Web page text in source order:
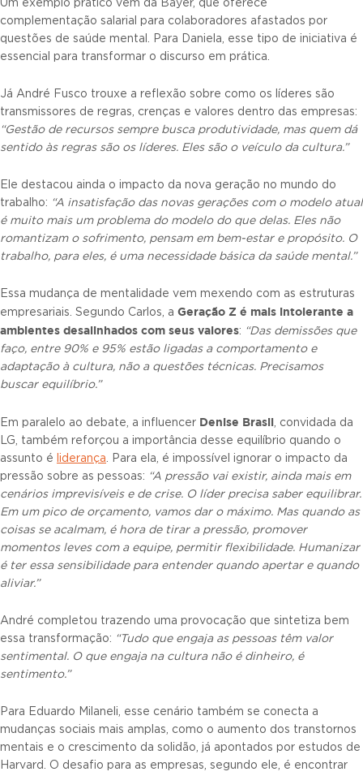
Um exemplo prático vem da Bayer, que oferece
complementação salarial para colaboradores afastados por
questões de saúde mental. Para Daniela, esse tipo de iniciativa é
essencial para transformar o discurso em prática.
Já André Fusco trouxe a reflexão sobre como os líderes são
transmissores de regras, crenças e valores dentro das empresas:
“Gestão de recursos sempre busca produtividade, mas quem dá
sentido às regras são os líderes. Eles são o veículo da cultura.”
Ele destacou ainda o impacto da nova geração no mundo do
trabalho: “A insatisfação das novas gerações com o modelo atual
é muito mais um problema do modelo do que delas. Eles não
romantizam o sofrimento, pensam em bem-estar e propósito. O
trabalho, para eles, é uma necessidade básica da saúde mental.”
Essa mudança de mentalidade vem mexendo com as estruturas
empresariais. Segundo Carlos, a Geração Z é mais intolerante a
ambientes desalinhados com seus valores: “Das demissões que
faço, entre 90% e 95% estão ligadas a comportamento e
adaptação à cultura, não a questões técnicas. Precisamos
buscar equilíbrio.”
Em paralelo ao debate, a influencer Denise Brasil, convidada da
LG, também reforçou a importância desse equilíbrio quando o
assunto é liderança. Para ela, é impossível ignorar o impacto da
pressão sobre as pessoas: “A pressão vai existir, ainda mais em
cenários imprevisíveis e de crise. O líder precisa saber equilibrar.
Em um pico de orçamento, vamos dar o máximo. Mas quando as
coisas se acalmam, é hora de tirar a pressão, promover
momentos leves com a equipe, permitir flexibilidade. Humanizar
é ter essa sensibilidade para entender quando apertar e quando
aliviar.”
André completou trazendo uma provocação que sintetiza bem
essa transformação: “Tudo que engaja as pessoas têm valor
sentimental. O que engaja na cultura não é dinheiro, é
sentimento.”
Para Eduardo Milaneli, esse cenário também se conecta a
mudanças sociais mais amplas, como o aumento dos transtornos
mentais e o crescimento da solidão, já apontados por estudos de
Harvard. O desafio para as empresas, segundo ele, é encontrar